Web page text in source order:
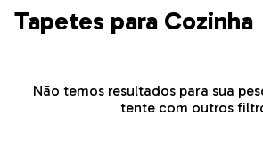
Tapetes para Cozinha
Não temos resultados para sua
tente com outros